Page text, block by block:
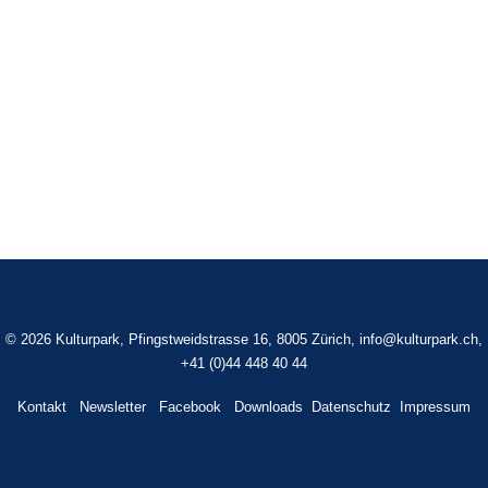
© 2026 Kulturpark, Pfingstweidstrasse 16, 8005 Zürich, info@kulturpark.ch,
+41 (0)44 448 40 44
Kontakt Newsletter Facebook Downloads Datenschutz Impressum